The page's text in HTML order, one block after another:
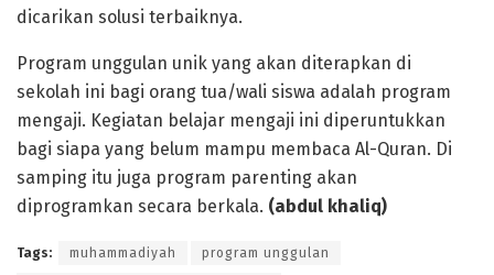
dicarikan solusi terbaiknya.
Program unggulan unik yang akan diterapkan di
sekolah ini bagi orang tua/wali siswa adalah program
mengaji. Kegiatan belajar mengaji ini diperuntukkan
bagi siapa yang belum mampu membaca Al-Quran. Di
samping itu juga program parenting akan
diprogramkan secara berkala. (abdul khaliq)
Tags: muhammadiyah program unggulan